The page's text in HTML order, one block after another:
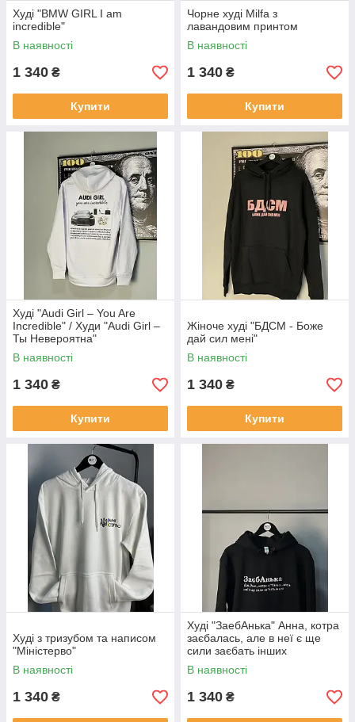
Худі "BMW GIRL I am
incredible"
В наявності
1 340 ₴
Купити
Чорне худі Milfa з
лавандовим принтом
В наявності
1 340 ₴
Купити
Худі "Audi Girl – You Are
Incredible" / Худи "Audi Girl –
Ты Невероятна"
В наявності
1 340 ₴
Купити
Жіноче худі "БДСМ - Боже
дай сил мені"
В наявності
1 340 ₴
Купити
Худі з тризубом та написом
"Міністерво"
В наявності
1 340 ₴
Худі "ЗаебАнька" Анна, котра
заєбалась, але в неї є ще
сили заєбать інших
В наявності
1 340 ₴